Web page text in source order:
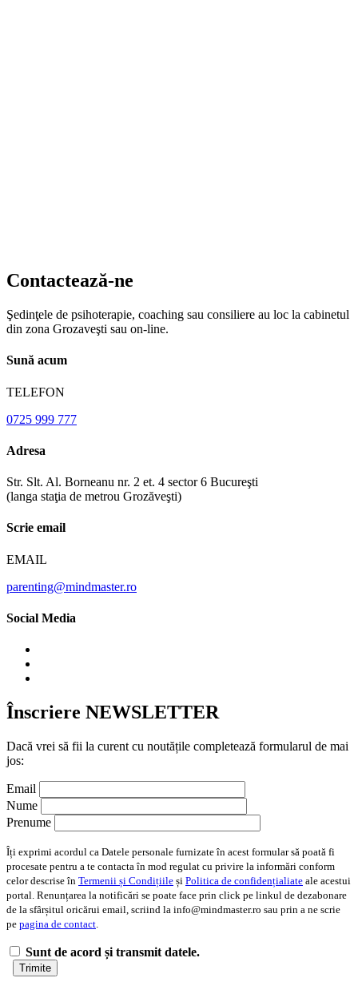
Contactează-ne
Şedinţele de psihoterapie, coaching sau consiliere au loc la cabinetul
din zona Grozaveşti sau on-line.
Sună acum
TELEFON
0725 999 777
Adresa
Str. Slt. Al. Borneanu nr. 2 et. 4 sector 6 Bucureşti
(langa staţia de metrou Grozăveşti)
Scrie email
EMAIL
parenting@mindmaster.ro
Social Media
Înscriere NEWSLETTER
Dacă vrei să fii la curent cu noutățile completează formularul de mai
jos:
Email
Nume
Prenume
Îți exprimi acordul ca Datele personale furnizate în acest formular să poată fi
procesate pentru a te contacta în mod regulat cu privire la informări conform
celor descrise în Termenii și Condițiile și Politica de confidențialiate ale acestui
portal. Renunțarea la notificări se poate face prin click pe linkul de dezabonare
de la sfârșitul oricărui email, scriind la info@mindmaster.ro sau prin a ne scrie
pe pagina de contact
Sunt de acord și transmit datele.